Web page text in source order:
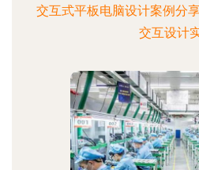
交互式平板电脑设计案例分
交互设计